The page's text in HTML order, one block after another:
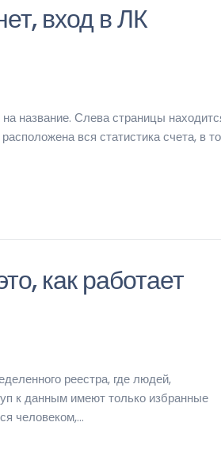
вход в ЛК
название. Слева страницы
вся статистика счета, в
как работает
реестра, где людей,
к данным имеют только избранные
человеком,...